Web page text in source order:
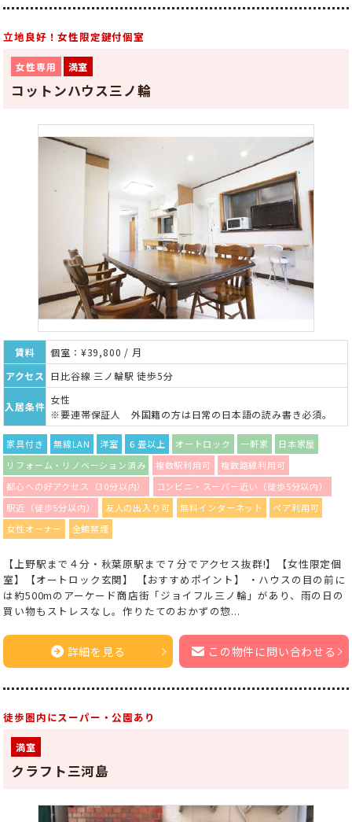
立地良好！女性限定鍵付個室
女性専用 満室
コットンハウス三ノ輪
賃料
個室：¥39,800 / 月
アクセス 日比谷線 三ノ輪駅 徒歩5分
入居条件
女性
※要連帯保証人 外国籍の方は日常の日本語の読み書き必須。
家具付き 無線LAN 洋室 ６畳以上 オートロック 一軒家
日本家屋
リフォーム・リノベーション済み
複数駅利用可
複数路線利用可
都心への好アクセス（30分以内）
コンビニ・スーパー近い（徒歩5分以内）
駅近（徒歩5分以内）
友人の出入り可 無料インターネット
ペア利用可
女性オーナー
全館禁煙
【上野駅まで４分・秋葉原駅まで７分でアクセス抜群!】【女性限定個
室】【オートロック玄関】 【おすすめポイント】 ・ハウスの目の前に
は約500mのアーケード商店街「ジョイフル三ノ輪」があり、雨の日の
買い物もストレスなし。作りたてのおかずの惣...
詳細を見る この物件に問い合わせる
徒歩圏内にスーパー・公園あり
満室
クラフト三河島